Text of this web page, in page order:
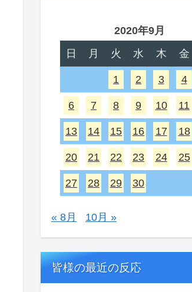
2020年9月
日
月 火 水 木 金
1 2 3 4
6 7 8 9 10 11
13 14 15 16 17 18
20 21 22 23 24 25
27 28 29 30
« 8月 10月 »
皆様の最近の反応